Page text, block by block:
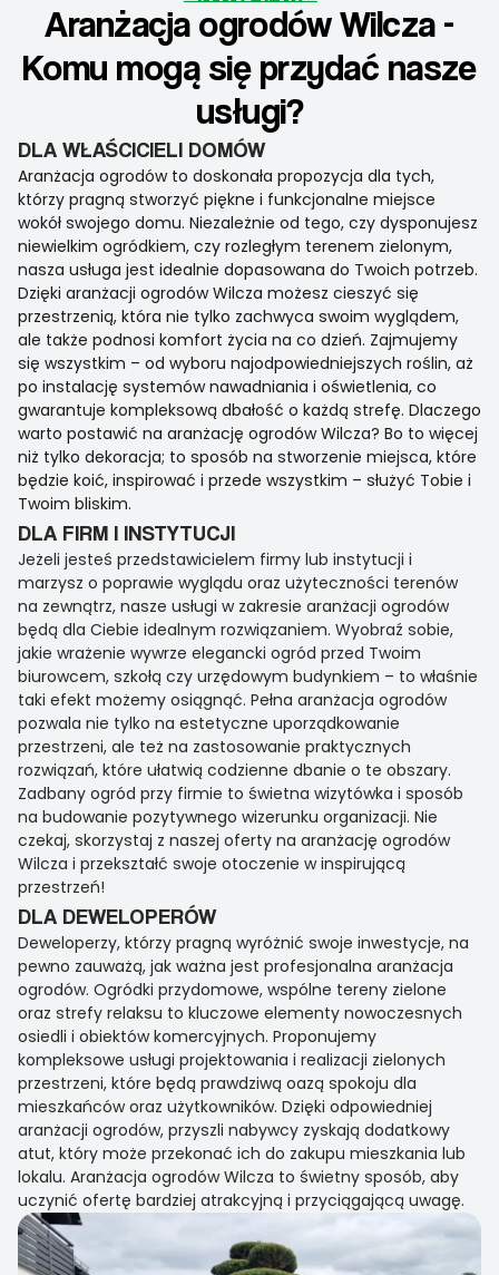
Aranżacja ogrodów Wilcza -
Komu mogą się przydać nasze
usługi?
DLA WŁAŚCICIELI DOMÓW
Aranżacja ogrodów to doskonała propozycja dla tych,
którzy pragną stworzyć piękne i funkcjonalne miejsce
wokół swojego domu. Niezależnie od tego, czy dysponujesz
niewielkim ogródkiem, czy rozległym terenem zielonym,
nasza usługa jest idealnie dopasowana do Twoich potrzeb.
Dzięki aranżacji ogrodów Wilcza możesz cieszyć się
przestrzenią, która nie tylko zachwyca swoim wyglądem,
ale także podnosi komfort życia na co dzień. Zajmujemy
się wszystkim – od wyboru najodpowiedniejszych roślin, aż
po instalację systemów nawadniania i oświetlenia, co
gwarantuje kompleksową dbałość o każdą strefę. Dlaczego
warto postawić na aranżację ogrodów Wilcza? Bo to więcej
niż tylko dekoracja; to sposób na stworzenie miejsca, które
będzie koić, inspirować i przede wszystkim – służyć Tobie i
Twoim bliskim.
DLA FIRM I INSTYTUCJI
Jeżeli jesteś przedstawicielem firmy lub instytucji i
marzysz o poprawie wyglądu oraz użyteczności terenów
na zewnątrz, nasze usługi w zakresie aranżacji ogrodów
będą dla Ciebie idealnym rozwiązaniem. Wyobraź sobie,
jakie wrażenie wywrze elegancki ogród przed Twoim
biurowcem, szkołą czy urzędowym budynkiem – to właśnie
taki efekt możemy osiągnąć. Pełna aranżacja ogrodów
pozwala nie tylko na estetyczne uporządkowanie
przestrzeni, ale też na zastosowanie praktycznych
rozwiązań, które ułatwią codzienne dbanie o te obszary.
Zadbany ogród przy firmie to świetna wizytówka i sposób
na budowanie pozytywnego wizerunku organizacji. Nie
czekaj, skorzystaj z naszej oferty na aranżację ogrodów
Wilcza i przekształć swoje otoczenie w inspirującą
przestrzeń!
DLA DEWELOPERÓW
Deweloperzy, którzy pragną wyróżnić swoje inwestycje, na
pewno zauważą, jak ważna jest profesjonalna aranżacja
ogrodów. Ogródki przydomowe, wspólne tereny zielone
oraz strefy relaksu to kluczowe elementy nowoczesnych
osiedli i obiektów komercyjnych. Proponujemy
kompleksowe usługi projektowania i realizacji zielonych
przestrzeni, które będą prawdziwą oazą spokoju dla
mieszkańców oraz użytkowników. Dzięki odpowiedniej
aranżacji ogrodów, przyszli nabywcy zyskają dodatkowy
atut, który może przekonać ich do zakupu mieszkania lub
lokalu. Aranżacja ogrodów Wilcza to świetny sposób, aby
uczynić ofertę bardziej atrakcyjną i przyciągającą uwagę.